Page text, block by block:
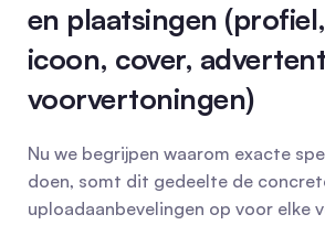
en plaatsingen
icoon, cover,
voorvertoningen)
Nu we begrijpen waarom exacte
doen, somt dit gedeelte de
uploadaanbevelingen op voor elke